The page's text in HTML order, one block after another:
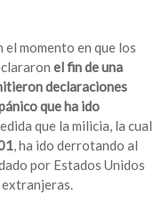
el momento en que los
el fin de una
declaraciones
que ha ido
que la milicia, la cual
, ha ido derrotando al
por Estados Unidos